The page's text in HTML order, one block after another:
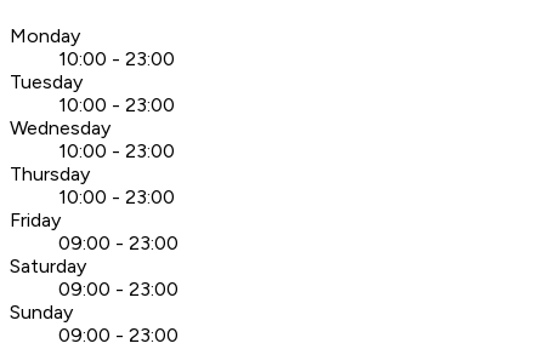
Monday
10:00 - 23:00
Tuesday
10:00 - 23:00
Wednesday
10:00 - 23:00
Thursday
10:00 - 23:00
Friday
09:00 - 23:00
Saturday
09:00 - 23:00
Sunday
09:00 - 23:00